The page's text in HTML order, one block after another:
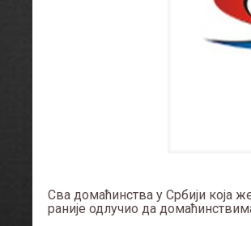
Сва домаћинства у Србији која
раније одлучио да